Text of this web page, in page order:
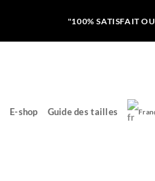
"100% SATISFAIT
E-shop Guide des tailles